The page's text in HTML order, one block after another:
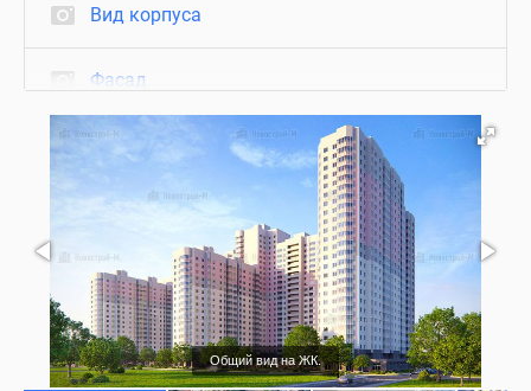
Общий вид на ЖК.
Вид корпуса
Фасад
Вид из окон
Благоустройство
Подъезд
Съемки с воздуха